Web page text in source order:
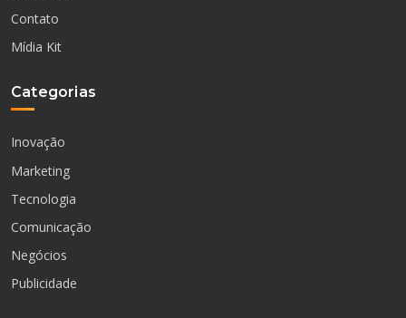
Contato
Mídia Kit
Categorias
Inovação
Marketing
Tecnologia
Comunicação
Negócios
Publicidade